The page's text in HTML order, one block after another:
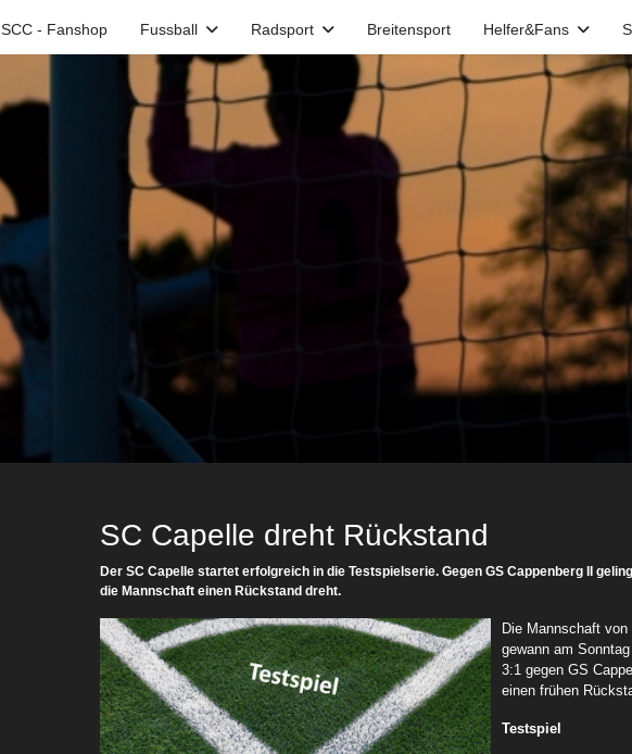
SCC - Fanshop Fussball Radsport Breitensport Helfer&Fans
SC Capelle dreht Rückstand
Der SC Capelle startet erfolgreich in die Testspielserie. Gegen GS Cappenberg II
die Mannschaft einen Rückstand dreht.
Die Mannschaft
gewann am
3:1 gegen GS
einen frühen
Testspiel